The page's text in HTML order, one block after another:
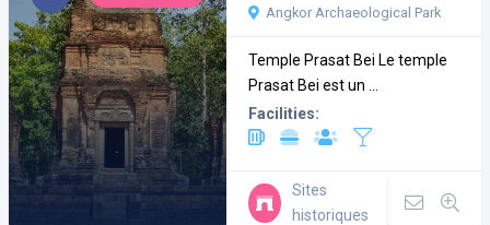
Angkor Archaeological Park
Temple Prasat Bei Le temple
Prasat Bei est un ...
Facilities:
Sites
historiques